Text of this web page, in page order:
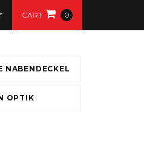
CART 0
NABENDECKEL
OPTIK